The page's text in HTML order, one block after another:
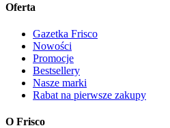
Oferta
Gazetka Frisco
Nowości
Promocje
Bestsellery
Nasze marki
Rabat na pierwsze zakupy
O Frisco